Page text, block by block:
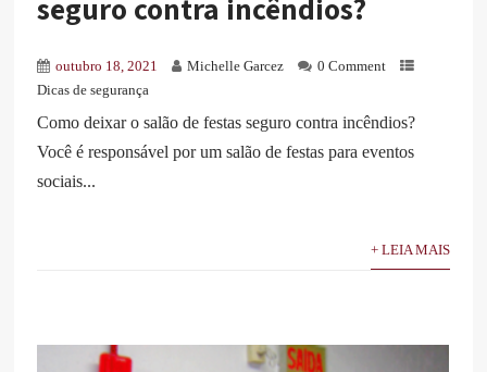
seguro contra incêndios?
outubro 18, 2021 Michelle Garcez
0 Comment
Dicas de segurança
Como deixar o salão de festas seguro contra incêndios?
Você é responsável por um salão de festas para eventos
sociais...
+ LEIA MAIS